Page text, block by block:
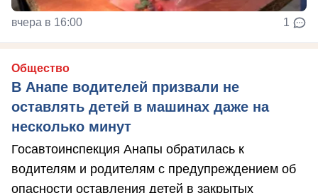
вчера в 16:00 1
Общество
В Анапе водителей призвали не
оставлять детей в машинах даже на
несколько минут
Госавтоинспекция Анапы обратилась к
водителям и родителям с предупреждением об
опасности оставления детей в закрытых